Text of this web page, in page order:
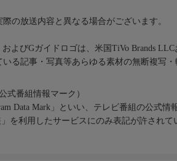
の放送内容と異なる場合がございます。
よびGガイドロゴは、米国TiVo Brands
る記事・写真等あらゆる素材の無断複写・
式番組情報マーク）
Data Mark」といい、テレビ番組の公式情
」を利用したサービスにのみ表記が許されて